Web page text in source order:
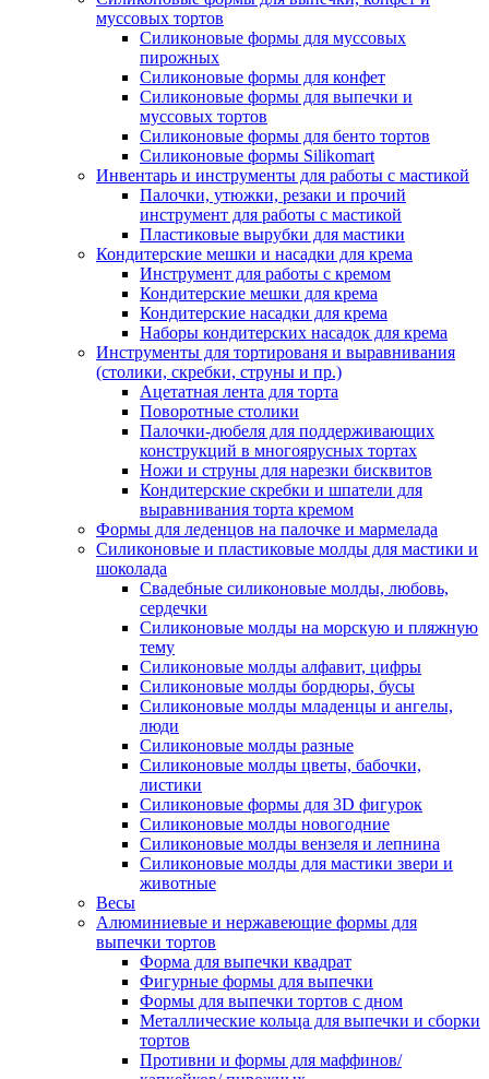
муссовых тортов
Силиконовые формы для муссовых
пирожных
Силиконовые формы для конфет
Силиконовые формы для выпечки и
муссовых тортов
Силиконовые формы для бенто тортов
Силиконовые формы Silikomart
Инвентарь и инструменты для работы с мастикой
Палочки, утюжки, резаки и прочий
инструмент для работы с мастикой
Пластиковые вырубки для мастики
Кондитерские мешки и насадки для крема
Инструмент для работы с кремом
Кондитерские мешки для крема
Кондитерские насадки для крема
Наборы кондитерских насадок для крема
Инструменты для тортированя и выравнивания
(столики, скребки, струны и пр.)
Ацетатная лента для торта
Поворотные столики
Палочки-дюбеля для поддерживающих
конструкций в многоярусных тортах
Ножи и струны для нарезки бисквитов
Кондитерские скребки и шпатели для
выравнивания торта кремом
Формы для леденцов на палочке и мармелада
Силиконовые и пластиковые молды для мастики и
шоколада
Свадебные силиконовые молды, любовь,
сердечки
Силиконовые молды на морскую и пляжную
тему
Силиконовые молды алфавит, цифры
Силиконовые молды бордюры, бусы
Силиконовые молды младенцы и ангелы,
люди
Силиконовые молды разные
Силиконовые молды цветы, бабочки,
листики
Силиконовые формы для 3D фигурок
Силиконовые молды новогодние
Силиконовые молды вензеля и лепнина
Силиконовые молды для мастики звери и
животные
Весы
Алюминиевые и нержавеющие формы для
выпечки тортов
Форма для выпечки квадрат
Фигурные формы для выпечки
Формы для выпечки тортов с дном
Металлические кольца для выпечки и сборки
тортов
Противни и формы для маффинов/